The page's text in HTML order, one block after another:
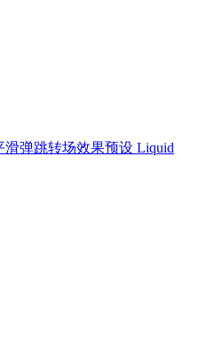
滑弹跳转场效果预设 Liquid